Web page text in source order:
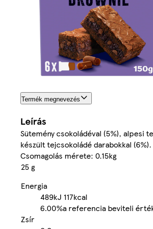
Termék megnevezés
Leírás
Sütemény csokoládéval (5%), alpesi
készült tejcsokoládé darabokkal (6%).
Csomagolás mérete: 0.15kg
25 g
Energia
489kJ 117kcal
6.00%a referencia beviteli
Zsír